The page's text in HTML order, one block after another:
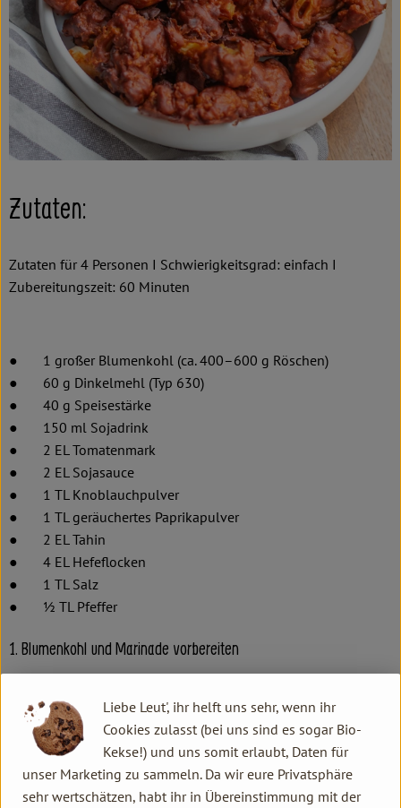
Über uns
Aktuelles
Erleben
Zutaten:
Zutaten für 4 Personen I Schwierigkeitsgrad: einfach I
Zubereitungszeit: 60 Minuten
● 1 großer Blumenkohl (ca. 400–600 g Röschen)
● 60 g Dinkelmehl (Typ 630)
● 40 g Speisestärke
● 150 ml Sojadrink
● 2 EL Tomatenmark
● 2 EL Sojasauce
● 1 TL Knoblauchpulver
● 1 TL geräuchertes Paprikapulver
● 2 EL Tahin
● 4 EL Hefeflocken
● 1 TL Salz
● ½ TL Pfeffer
1. Blumenkohl und Marinade vorbereiten
abschneiden.
Alle übrigen Zutaten in einer Schüssel mit einem Schneebesen
oder in einem Mixer zu einer cremigen, zähflüssigen Masse
verrühren.
Liebe Leut', ihr helft uns sehr, wenn ihr
Cookies zulasst (bei uns sind es sogar Bio-
Kekse!) und uns somit erlaubt, Daten für
unser Marketing zu sammeln. Da wir eure Privatsphäre
sehr wertschätzen, habt ihr in Übereinstimmung mit der